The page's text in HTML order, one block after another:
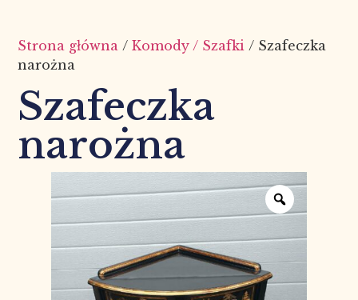
Strona główna /Komody / Szafki / Szafeczka
narożna
Szafeczka
narożna